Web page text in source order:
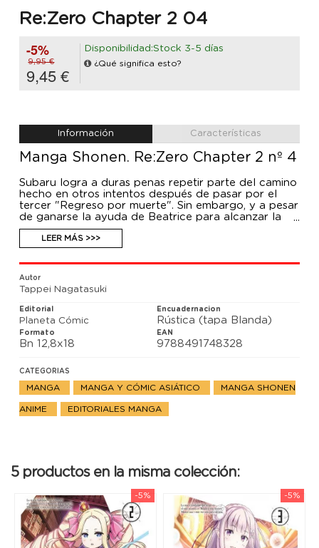
Re:Zero Chapter 2 04
-5%
9,95 €
9,45 €
Disponibilidad:Stock 3-5 días
¿Qué significa esto?
Información Características
Manga Shonen. Re:Zero Chapter 2 nº 4
Subaru logra a duras penas repetir parte del camino
hecho en otros intentos después de pasar por el
tercer "Regreso por muerte". Sin embargo, y a pesar
de ganarse la ayuda de Beatrice para alcanzar la
mañana de la promesa, una tragedia incomprensible
se abalanza sobre los habitantes de la mansión
Roswaal. ¿Hasta qué punto tendrá que llegar Subaru
para salvarlos a todos?
LEER MÁS >>>
Autor
Tappei Nagatasuki
Editorial
Planeta Cómic
Encuadernacion
Rústica (tapa Blanda)
Formato
Bn 12,8x18
EAN
9788491748328
CATEGORIAS
MANGA MANGA Y CÓMIC ASIÁTICO MANGA SHONEN
ANIME EDITORIALES MANGA
5 productos en la misma colección:
-5% -5%